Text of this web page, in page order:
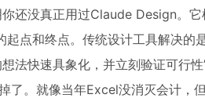
还没真正用过Claude Design。
起点和终点。传统设计工具解决
法快速具象化，并立刻验证可行
了。就像当年Excel没消灭会计，